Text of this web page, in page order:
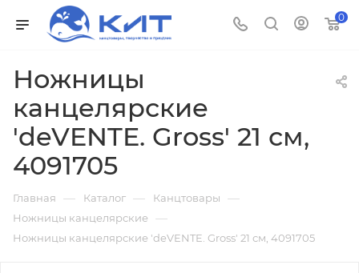
0
Ножницы
канцелярские
'deVENTE. Gross' 21 см,
4091705
Главная — Каталог — Канцтовары —
Ножницы канцелярские —
Ножницы канцелярские 'deVENTE. Gross' 21 см, 4091705